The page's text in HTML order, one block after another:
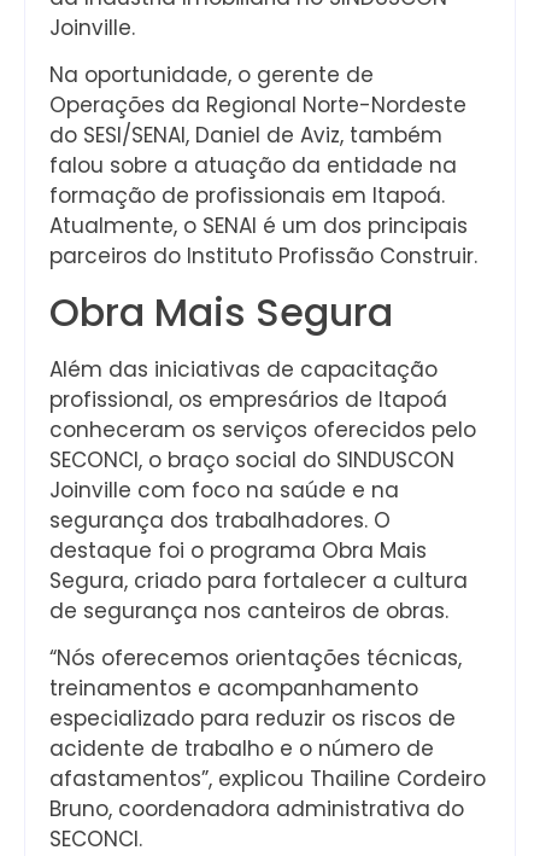
Joinville.
Na oportunidade, o gerente de
Operações da Regional Norte-Nordeste
do SESI/SENAI, Daniel de Aviz, também
falou sobre a atuação da entidade na
formação de profissionais em Itapoá.
Atualmente, o SENAI é um dos principais
parceiros do Instituto Profissão Construir.
Obra Mais Segura
Além das iniciativas de capacitação
profissional, os empresários de Itapoá
conheceram os serviços oferecidos pelo
SECONCI, o braço social do SINDUSCON
Joinville com foco na saúde e na
segurança dos trabalhadores. O
destaque foi o programa Obra Mais
Segura, criado para fortalecer a cultura
de segurança nos canteiros de obras.
“Nós oferecemos orientações técnicas,
treinamentos e acompanhamento
especializado para reduzir os riscos de
acidente de trabalho e o número de
afastamentos”, explicou Thailine Cordeiro
Bruno, coordenadora administrativa do
SECONCI.